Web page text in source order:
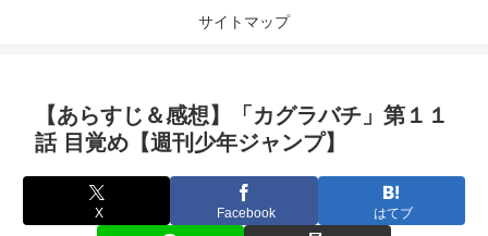
サイトマップ
【あらすじ＆感想】「カグラバチ」第１１
話 目覚め【週刊少年ジャンプ】
X Facebook はてブ